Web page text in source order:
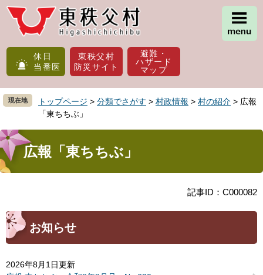
ペ
す
。
メ
し
て
文
へ
休日
当番医
東秩父村
防災サイト
避難・
ハザード
マップ
現在地 トップページ > 分類でさがす > 村政情報 > 村の紹介 > 広報
「東ちちぶ」
本
文
広報「東ちちぶ」
記事ID：C000082
お知らせ
2026年8月1日更新